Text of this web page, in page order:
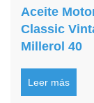
Aceite
Classic
Millerol 40
Leer más